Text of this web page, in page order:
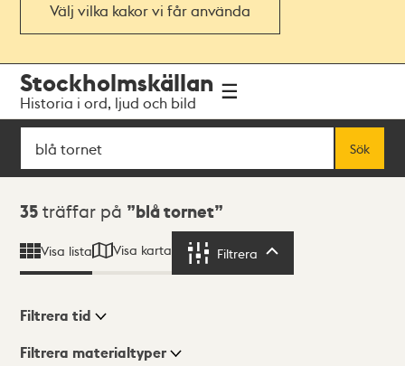
Välj vilka kakor vi får använda
navigationen
huvudinnehållet
Stockholmskällan
Historia i ord, ljud och bild
Sök
Sök
Sökresultat
35 träffar på blå tornet
Visa lista Visa karta Filtrera
Visningsläge
Filtrera tid
Filtrera materialtyper